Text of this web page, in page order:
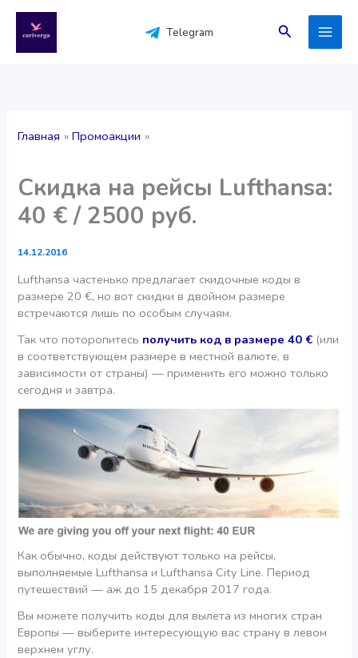
содержимому
Telegram Поиск
Главная Промоакции
Скидка на рейсы Lufthansa:
40 € / 2500 руб.
14.12.2016
Lufthansa частенько предлагает скидочные коды в
размере 20 €, но вот скидки в двойном размере
встречаются лишь по особым случаям.
Так что поторопитесь получить код в размере 40 € (или
в соответствующем размере в местной валюте, в
зависимости от страны) — применить его можно только
сегодня и завтра.
Как обычно, коды действуют только на рейсы,
выполняемые Lufthansa и Lufthansa City Line. Период
путешествий — аж до 15 декабря 2017 года.
Вы можете получить коды для вылета из многих стран
Европы — выберите интересующую вас страну в левом
верхнем углу.